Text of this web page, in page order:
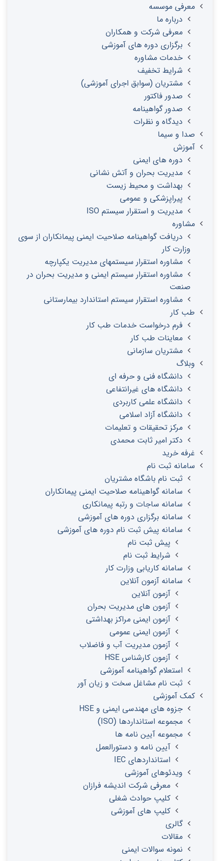
معرفی موسسه
درباره ما
معرفی شرکت و همکاران
برگزاری دوره های آموزشی
خدمات مشاوره
شرایط تخفیف
مشتریان (سوابق اجرای آموزشی)
صدور فاکتور
صدور گواهینامه
دیدگاه و نظرات
صدا و سیما
آموزش
دوره های ایمنی
مدیریت بحران و آتش نشانی
بهداشت و محیط زیست
پیراپزشکی و عمومی
مدیریت و استقرار سیستم ISO
مشاوره
دریافت گواهینامه صلاحیت ایمنی پیمانکاران از سوی
وزارت کار
مشاوره استقرار سیستمهای مدیریت یکپارچه
مشاوره استقرار سیستم ایمنی و مدیریت بحران در
صنعت
مشاوره استقرار سیستم استاندارد بیمارستانی
طب کار
فرم درخواست خدمات طب کار
معاینات طب کار
مشتریان سازمانی
وبلاگ
دانشگاه فنی و حرفه ای
دانشگاه های غیرانتفاعی
دانشگاه علمی کاربردی
دانشگاه آزاد اسلامی
مرکز تحقیقات و تعلیمات
دکتر امیر ثابت محمدی
غرفه خرید
سامانه ثبت نام
ثبت نام باشگاه مشتریان
سامانه گواهینامه صلاحیت ایمنی پیمانکاران
سامانه ساجات و رتبه پیمانکاری
سامانه برگزاری دوره های آموزشی
سامانه پیش ثبت نام دوره های آموزشی
پیش ثبت نام
شرایط ثبت نام
سامانه کاریابی وزارت کار
سامانه آزمون آنلاین
آزمون آنلاین
آزمون های مدیریت بحران
آزمون ایمنی مراکز بهداشتی
آزمون ایمنی عمومی
آزمون مدیریت آب و فاضلاب
آزمون کارشناس HSE
استعلام گواهینامه آموزشی
ثبت نام مشاغل سخت و زیان آور
کمک آموزشی
جزوه های مهندسی ایمنی و HSE
مجموعه استانداردها (ISO)
مجموعه آیین نامه ها
آیین نامه و دستورالعمل
استانداردهای IEC
ویدئوهای آموزشی
معرفی شرکت اندیشه فرازان
کلیپ حوادث شغلی
کلیپ های آموزشی
گالری
مقالات
نمونه سوالات ایمنی